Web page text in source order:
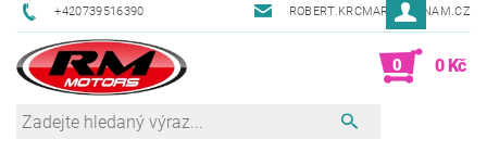
+420739516390 ROBERT.KRCMAR@SEZNAM.CZ
0 0 Kč